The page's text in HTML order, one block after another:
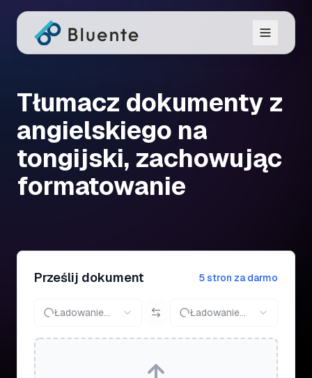
Tłumacz dokumenty z
angielskiego na
tongijski, zachowując
formatowanie
Prześlij dokument 5 stron za darmo
Ładowanie... Ładowanie...